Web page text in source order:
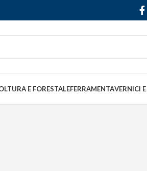
E FORESTALEFERRAMENTAVERNICI